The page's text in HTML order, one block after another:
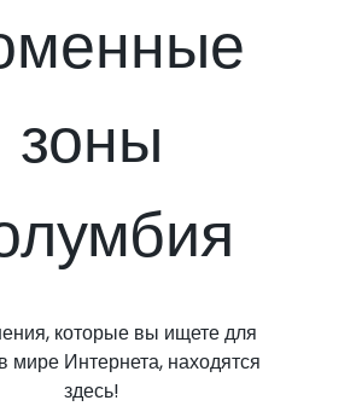
зоны
которые вы ищете для
мире Интернета, находятся
здесь!